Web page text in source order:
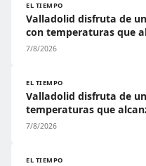
EL TIEMPO
Valladolid disfruta de
con temperaturas que
7/8/2026
EL TIEMPO
Valladolid disfruta de
temperaturas que
7/8/2026
EL TIEMPO